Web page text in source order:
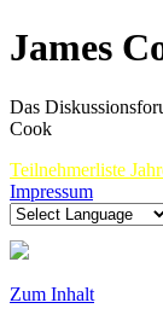
James
Das
Cook
Teilnehmerliste
Impressum
Zum Inhalt